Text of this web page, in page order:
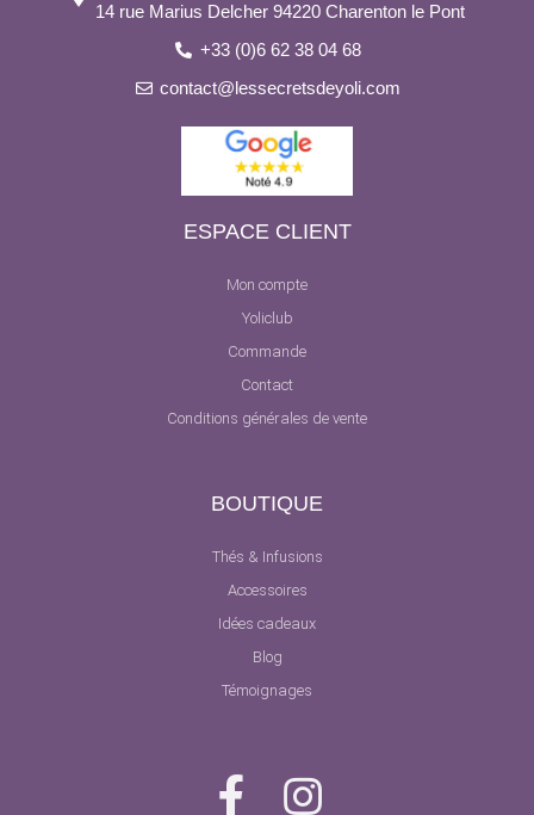
14 rue Marius Delcher 94220 Charenton le Pont
+33 (0)6 62 38 04 68
contact@lessecretsdeyoli.com
ESPACE CLIENT
Mon compte
Yoliclub
Commande
Contact
Conditions générales de vente
BOUTIQUE
Thés & Infusions
Accessoires
Idées cadeaux
Blog
Témoignages